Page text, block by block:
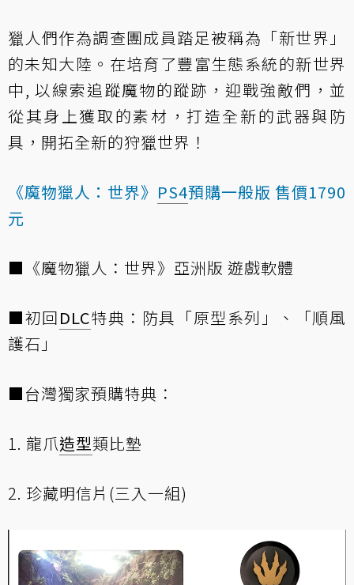
獵人們作為調查團成員踏足被稱為「新世界」
的未知大陸。在培育了豐富生態系統的新世界
中, 以線索追蹤魔物的蹤跡，迎戰強敵們，並
從其身上獲取的素材，打造全新的武器與防
具，開拓全新的狩獵世界！
《魔物獵人：世界》 PS4預購一般版 售價1790
元
■《魔物獵人：世界》亞洲版 遊戲軟體
■初回DLC特典：防具「原型系列」、「順風
護石」
■台灣獨家預購特典：
1. 龍爪造型類比墊
2. 珍藏明信片(三入一組)